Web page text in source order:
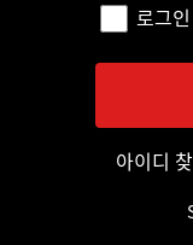
로그
아이디